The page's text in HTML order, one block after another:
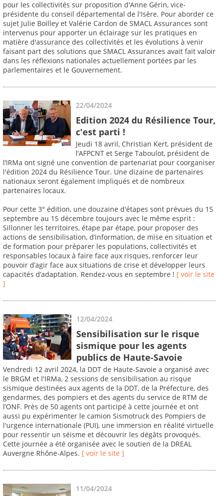
pour les collectivités sur proposition d'Anne Gérin, vice-
présidente du conseil départemental de l'Isère. Pour aborder ce
sujet Julie Boilley et Valérie Cardon de SMACL Assurances sont
intervenus pour apporter un éclairage sur les pratiques en
matière d'assurance des collectivités et les évolutions à venir
faisant part des solutions que SMACL Assurances avait fait valoir
dans les réflexions nationales actuellement portées par les
parlementaires et le Gouvernement.
22/04/2024
Edition 2024 du Résilience Tour,
c'est parti !
Jeudi 18 avril, Christian Kert, président de
l’AFPCNT et Serge Taboulot, président de
l’IRMa ont signé une convention de partenariat pour coorganiser
l'édition 2024 du Résilience Tour. Une dizaine de partenaires
nationaux seront également impliqués et de nombreux
partenaires locaux.
Pour cette 3° édition, une douzaine d'étapes sont prévues du 15
septembre au 15 décembre toujours avec le même esprit :
Sillonner les territoires, étape par étape, pour proposer des
actions de sensibilisation, d’information, de mise en situation et
de formation pour préparer les populations, collectivités et
responsables locaux à faire face aux risques, renforcer leur
pouvoir d’agir face aux situations de crise et développer leurs
capacités d’adaptation. Rendez-vous en septembre ! [ voir le site
]
12/04/2024
Sensibilisation sur le risque
sismique pour les agents
publics de Haute-Savoie
Vendredi 12 avril 2024, la DDT de Haute-Savoie a organisé avec
le BRGM et l'IRMa, 2 sessions de sensibilisation au risque
sismique destinées aux agents de la DDT, de la Préfecture, des
gendarmes, des pompiers et des agents du service de RTM de
l’ONF. Près de 50 agents ont participé à cette journée et ont
aussi pu expérimenter le camion Sismotruck des Pompiers de
l'urgence internationale (PUI), une immersion en réalité virtuelle
pour ressentir un séisme et découvrir les dégâts provoqués.
Cette journée a été organisée avec le soutien de la DREAL
Auvergne Rhône-Alpes. [ voir le site ]
11/04/2024